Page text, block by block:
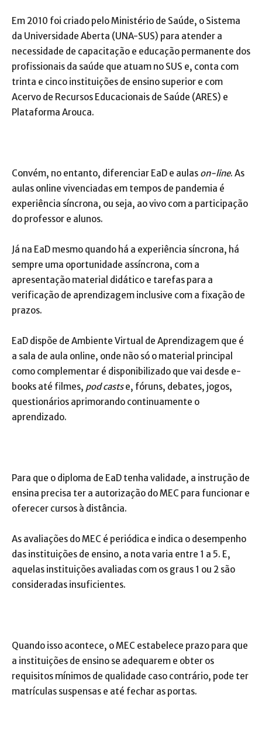
Em 2010 foi criado pelo Ministério de Saúde, o Sistema
da Universidade Aberta (UNA-SUS) para atender a
necessidade de capacitação e educação permanente dos
profissionais da saúde que atuam no SUS e, conta com
trinta e cinco instituições de ensino superior e com
Acervo de Recursos Educacionais de Saúde (ARES) e
Plataforma Arouca.
Convém, no entanto, diferenciar EaD e aulas on-line. As
aulas online vivenciadas em tempos de pandemia é
experiência síncrona, ou seja, ao vivo com a participação
do professor e alunos.
Já na EaD mesmo quando há a experiência síncrona, há
sempre uma oportunidade assíncrona, com a
apresentação material didático e tarefas para a
verificação de aprendizagem inclusive com a fixação de
prazos.
EaD dispõe de Ambiente Virtual de Aprendizagem que é
a sala de aula online, onde não só o material principal
como complementar é disponibilizado que vai desde e-
books até filmes, pod castse, fóruns, debates, jogos,
questionários aprimorando continuamente o
aprendizado.
Para que o diploma de EaD tenha validade, a instrução de
ensina precisa ter a autorização do MEC para funcionar e
oferecer cursos à distância.
As avaliações do MEC é periódica e indica o desempenho
das instituições de ensino, a nota varia entre 1 a 5. E,
aquelas instituições avaliadas com os graus 1 ou 2 são
consideradas insuficientes.
Quando isso acontece, o MEC estabelece prazo para que
a instituições de ensino se adequarem e obter os
requisitos mínimos de qualidade caso contrário, pode ter
matrículas suspensas e até fechar as portas.